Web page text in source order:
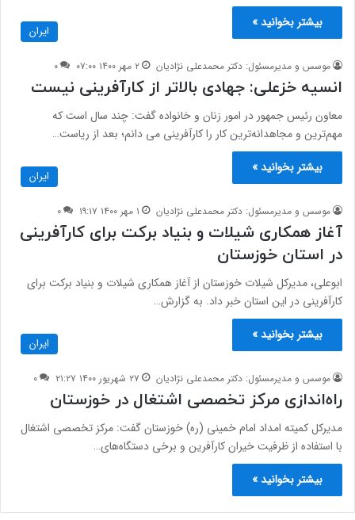
بیشتر بخوانید »
ایران
موسس و مدیرمسئول: دکتر محمدعلی نژادیان ۲ مهر ۱۴۰۰ ۰۷:۰۰ ۰
انسیه خزعلی: جهادی بالاتر از کارآفرینی نیست
معاون رئیس جمهور در امور زنان و خانواده گفت: چند سال است که
مهم‌ترین و مجاهدانه‌ترین کار را کارآفرینی می دانم؛ بعد از ریاست…
بیشتر بخوانید »
ایران
موسس و مدیرمسئول: دکتر محمدعلی نژادیان ۱ مهر ۱۴۰۰ ۱۹:۱۷ ۰
آغاز همکاری شیلات و بنیاد برکت برای کارآفرینی
در استان خوزستان
ابوعلی، مدیرکل شیلات خوزستان از آغاز همکاری شیلات و بنیاد برکت برای
کارآفرینی در این استان خبر داد. به گزارش…
بیشتر بخوانید »
ایران
موسس و مدیرمسئول: دکتر محمدعلی نژادیان ۲۷ شهریور ۱۴۰۰ ۲۱:۲۷ ۰
راه‌اندازی مرکز تخصصی اشتغال در خوزستان
مدیرکل کمیته امداد امام خمینی (ره) خوزستان گفت: مرکز تخصصی اشتغال
با استفاده از ظرفیت خیران کارآفرین و برخی دستگاه‌های…
بیشتر بخوانید »